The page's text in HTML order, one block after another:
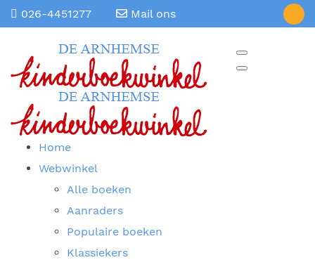
026-4451277 Mail ons
Home
Webwinkel
Alle boeken
Aanraders
Populaire boeken
Klassiekers